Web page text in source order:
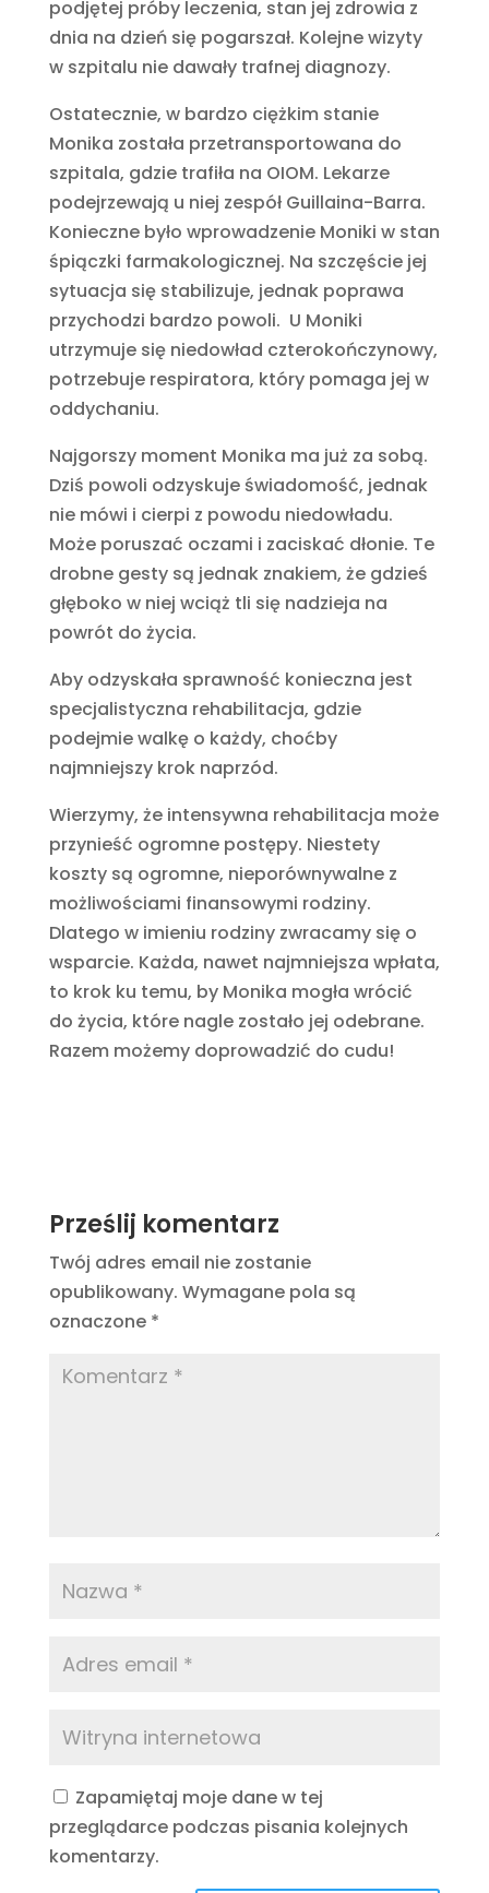
podjętej próby leczenia, stan jej zdrowia z
dnia na dzień się pogarszał. Kolejne wizyty
w szpitalu nie dawały trafnej diagnozy.
Ostatecznie, w bardzo ciężkim stanie
Monika została przetransportowana do
szpitala, gdzie trafiła na OIOM. Lekarze
podejrzewają u niej zespół Guillaina-Barra.
Konieczne było wprowadzenie Moniki w stan
śpiączki farmakologicznej. Na szczęście jej
sytuacja się stabilizuje, jednak poprawa
przychodzi bardzo powoli. U Moniki
utrzymuje się niedowład czterokończynowy,
potrzebuje respiratora, który pomaga jej w
oddychaniu.
Najgorszy moment Monika ma już za sobą.
Dziś powoli odzyskuje świadomość, jednak
nie mówi i cierpi z powodu niedowładu.
Może poruszać oczami i zaciskać dłonie. Te
drobne gesty są jednak znakiem, że gdzieś
głęboko w niej wciąż tli się nadzieja na
powrót do życia.
Aby odzyskała sprawność konieczna jest
specjalistyczna rehabilitacja, gdzie
podejmie walkę o każdy, choćby
najmniejszy krok naprzód.
Wierzymy, że intensywna rehabilitacja może
przynieść ogromne postępy. Niestety
koszty są ogromne, nieporównywalne z
możliwościami finansowymi rodziny.
Dlatego w imieniu rodziny zwracamy się o
wsparcie. Każda, nawet najmniejsza wpłata,
to krok ku temu, by Monika mogła wrócić
do życia, które nagle zostało jej odebrane.
Razem możemy doprowadzić do cudu!
Prześlij komentarz
Twój adres email nie zostanie
opublikowany. Wymagane pola są
oznaczone *
Zapamiętaj moje dane w tej
przeglądarce podczas pisania kolejnych
komentarzy.